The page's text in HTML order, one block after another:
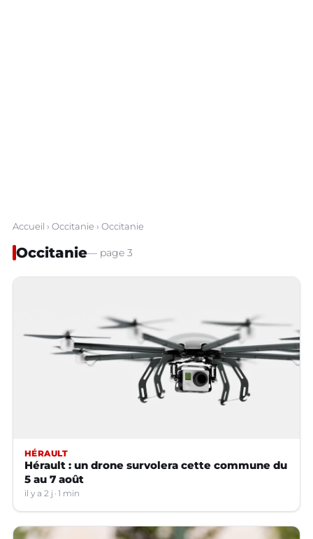
Accueil › Occitanie › Occitanie
Occitanie— page 3
HÉRAULT
Hérault : un drone survolera cette commune du
5 au 7 août
il y a 2 j 1 min